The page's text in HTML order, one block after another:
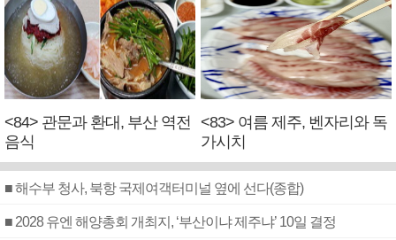
<84> 관문과 환대, 부산 역전
음식
<83> 여름 제주, 벤자리와 독
가시치
■ 해수부 청사, 북항 국제여객터미널 옆에 선다(종합)
■ 2028 유엔 해양총회 개최지, ‘부산이냐 제주냐’ 10일 결정